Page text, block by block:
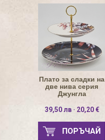
Плато за сладки на
две нива серия
Джунгла
39,50 лв · 20,20 €
ПОРЪЧАЙ